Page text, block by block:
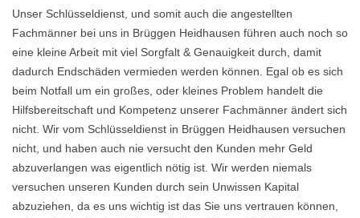
Unser Schlüsseldienst, und somit auch die angestellten
Fachmänner bei uns in Brüggen Heidhausen führen auch noch so
eine kleine Arbeit mit viel Sorgfalt & Genauigkeit durch, damit
dadurch Endschäden vermieden werden können. Egal ob es sich
beim Notfall um ein großes, oder kleines Problem handelt die
Hilfsbereitschaft und Kompetenz unserer Fachmänner ändert sich
nicht. Wir vom Schlüsseldienst in Brüggen Heidhausen versuchen
nicht, und haben auch nie versucht den Kunden mehr Geld
abzuverlangen was eigentlich nötig ist. Wir werden niemals
versuchen unseren Kunden durch sein Unwissen Kapital
abzuziehen, da es uns wichtig ist das Sie uns vertrauen können,